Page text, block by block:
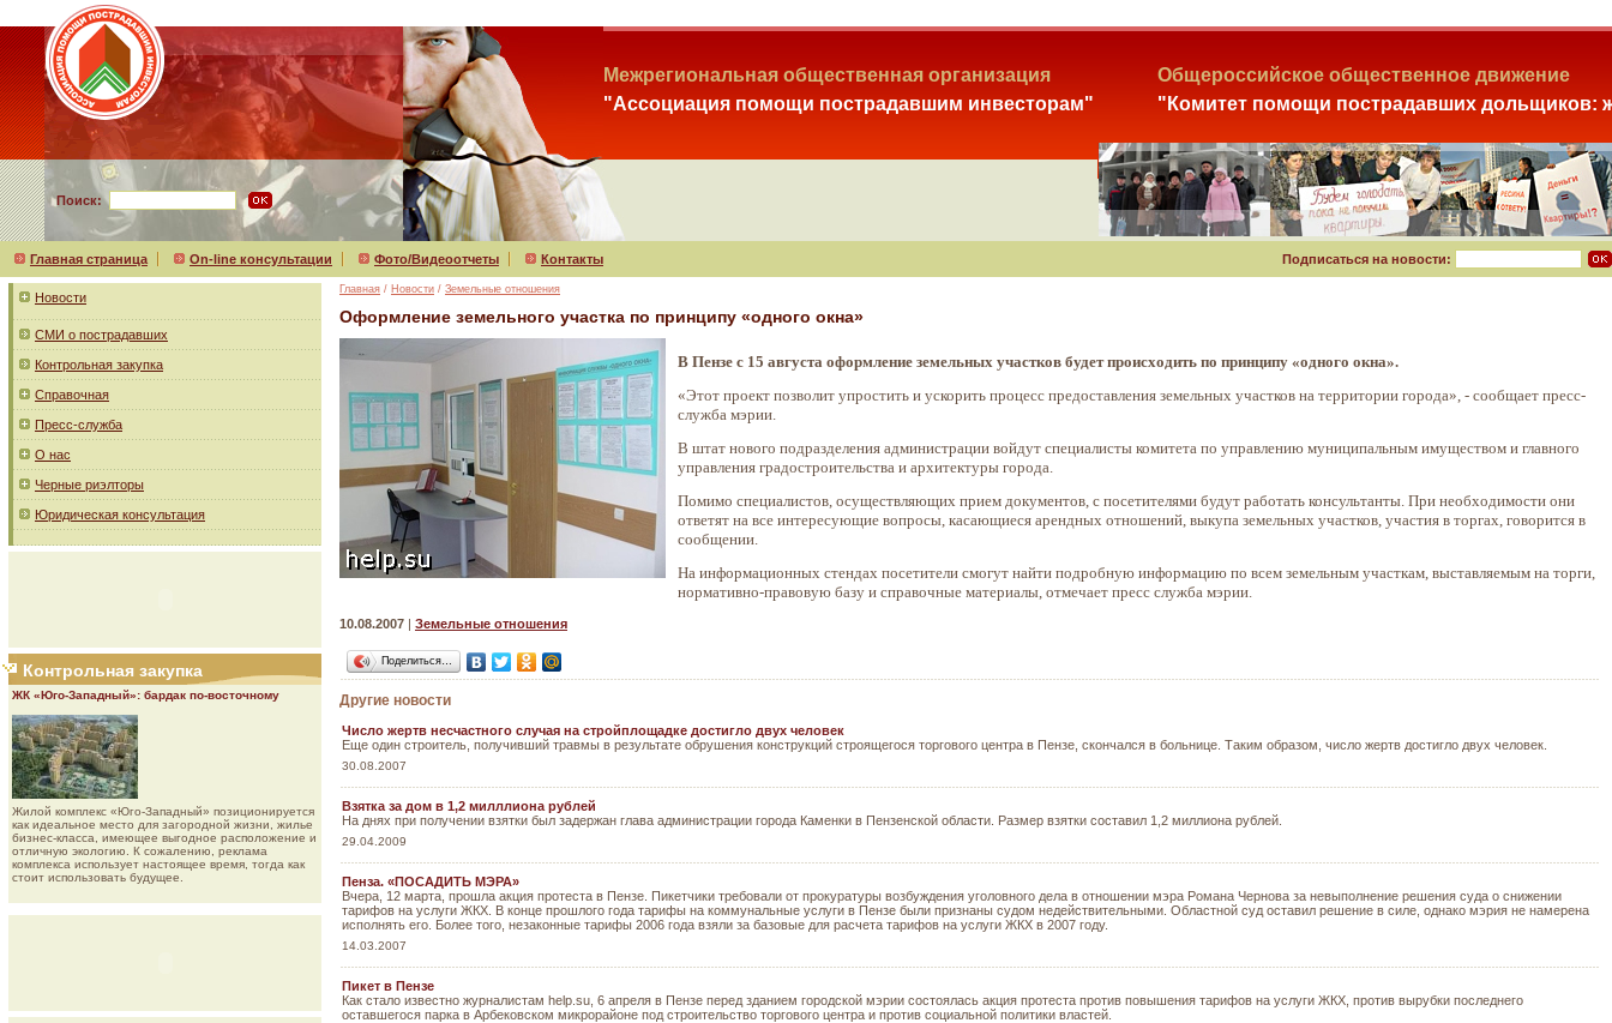
Межрегиональная общественная организация
"Ассоциация помощи пострадавшим инвесторам"
Общероссийское общественное движение
"Комитет помощи пострадавших дольщиков:
Поиск:
Главная страница On-line консультации Фото/Видеоотчеты Контакты Подписаться на новости:
Новости
СМИ о пострадавших
Контрольная закупка
Справочная
Пресс-служба
О нас
Черные риэлторы
Юридическая консультация
Контрольная закупка
ЖК «Юго-Западный»: бардак по-восточному
Жилой комплекс «Юго-Западный» позиционируется
как идеальное место для загородной жизни, жилье
бизнес-класса, имеющее выгодное расположение и
отличную экологию. К сожалению, реклама
комплекса использует настоящее время, тогда как
стоит использовать будущее.
Главная / Новости / Земельные отношения
Оформление земельного участка по принципу «одного окна»
В Пензе с 15 августа оформление земельных участков будет происходить по принципу «одного окна».
«Этот проект позволит упростить и ускорить процесс предоставления земельных участков на территории города», - сообщает пресс-
служба мэрии.
В штат нового подразделения администрации войдут специалисты комитета по управлению муниципальным имуществом и главного
управления градостроительства и архитектуры города.
Помимо специалистов, осуществляющих прием документов, с посетителями будут работать консультанты. При необходимости они
ответят на все интересующие вопросы, касающиеся арендных отношений, выкупа земельных участков, участия в торгах, говорится в
сообщении.
На информационных стендах посетители смогут найти подробную информацию по всем земельным участкам, выставляемым на торги,
нормативно-правовую базу и справочные материалы, отмечает пресс служба мэрии.
10.08.2007 | Земельные отношения
Поделиться…
Другие новости
Число жертв несчастного случая на стройплощадке достигло двух человек
Еще один строитель, получивший травмы в результате обрушения конструкций строящегося торгового центра в Пензе, скончался в больнице. Таким образом, число жертв достигло двух человек.
30.08.2007
Взятка за дом в 1,2 милллиона рублей
На днях при получении взятки был задержан глава администрации города Каменки в Пензенской области. Размер взятки составил 1,2 миллиона рублей.
29.04.2009
Пенза. «ПОСАДИТЬ МЭРА»
Вчера, 12 марта, прошла акция протеста в Пензе. Пикетчики требовали от прокуратуры возбуждения уголовного дела в отношении мэра Романа Чернова за невыполнение решения суда о снижении
тарифов на услуги ЖКХ. В конце прошлого года тарифы на коммунальные услуги в Пензе были признаны судом недействительными. Областной суд оставил решение в силе, однако мэрия не намерена
исполнять его. Более того, незаконные тарифы 2006 года взяли за базовые для расчета тарифов на услуги ЖКХ в 2007 году.
14.03.2007
Пикет в Пензе
Как стало известно журналистам help.su, 6 апреля в Пензе перед зданием городской мэрии состоялась акция протеста против повышения тарифов на услуги ЖКХ, против вырубки последнего
оставшегося парка в Арбековском микрорайоне под строительство торгового центра и против социальной политики властей.